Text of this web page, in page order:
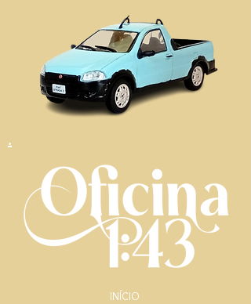
.
INÍCIO